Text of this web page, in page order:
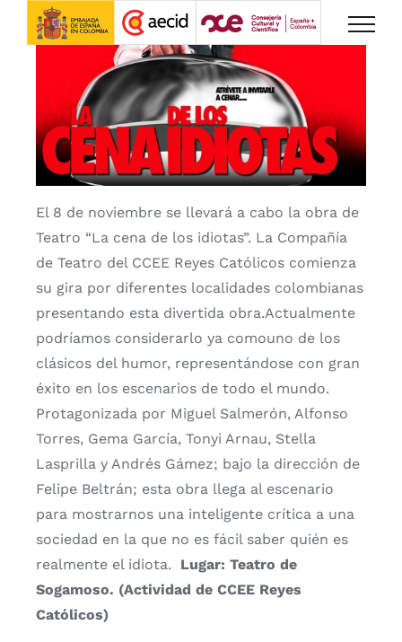
Saltar
El 8 de noviembre se llevará a cabo la obra de
Teatro “La cena de los idiotas”. La Compañía
de Teatro del CCEE Reyes Católicos comienza
su gira por diferentes localidades colombianas
presentando esta divertida obra.Actualmente
podríamos considerarlo ya comouno de los
clásicos del humor, representándose con gran
éxito en los escenarios de todo el mundo.
Protagonizada por Miguel Salmerón, Alfonso
Torres, Gema García, Tonyi Arnau, Stella
Lasprilla y Andrés Gámez; bajo la dirección de
Felipe Beltrán; esta obra llega al escenario
para mostrarnos una inteligente crítica a una
sociedad en la que no es fácil saber quién es
realmente el idiota. Lugar: Teatro de
Sogamoso. (Actividad de CCEE Reyes
Católicos)